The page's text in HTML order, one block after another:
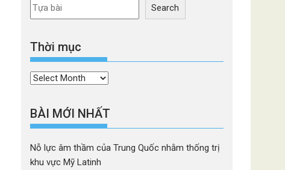
Search
Thời mục
Thời
BÀI MỚI NHẤT
Nỗ lực âm thầm của Trung Quốc nhằm thống trị
khu vực Mỹ Latinh